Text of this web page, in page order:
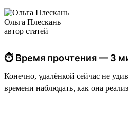
Ольга Плескань
автор статей
⏱ Время прочтения — 3
Конечно, удалёнкой сейчас не
времени наблюдать, как она